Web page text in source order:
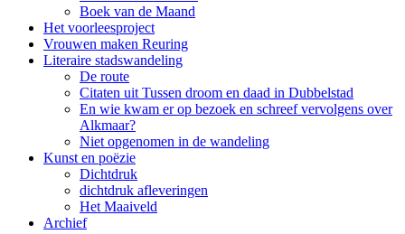
Boek van de Maand
Het voorleesproject
Vrouwen maken Reuring
Literaire stadswandeling
De route
Citaten uit Tussen droom en daad in Dubbelstad
En wie kwam er op bezoek en schreef vervolgens over
Alkmaar?
Niet opgenomen in de wandeling
Kunst en poëzie
Dichtdruk
dichtdruk afleveringen
Het Maaiveld
Archief